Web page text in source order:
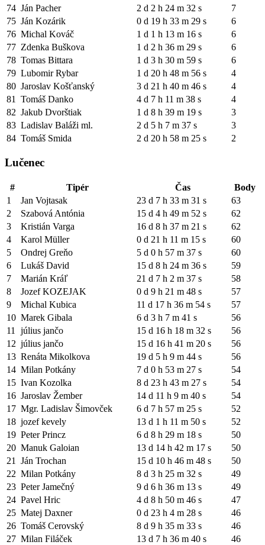
74 Ján Pacher 2 d 2 h 24 m 32 s
7
75 Ján Kozárik 0 d 19 h 33 m 29 s
6
76 Michal Kováč 1 d 1 h 13 m 16 s
6
77 Zdenka Buškova 1 d 2 h 36 m 29 s
6
78 Tomas Bittara 1 d 3 h 30 m 59 s
6
79 Lubomir Rybar 1 d 20 h 48 m 56 s
4
80 Jaroslav Košťanský 3 d 21 h 40 m 46 s
4
81
Tomáš Danko 4 d 7 h 11 m 38 s
4
82 Jakub Dvorštiak 1 d 8 h 39 m 19 s
3
83 Ladislav Baláži ml. 2 d 5 h 7 m 37 s
3
84 Tomáš Smida 2 d 20 h 58 m 25 s 2
Lučenec
# Tipér Čas
Body
1
Jan Vojtasak 23 d 7 h 33 m 31 s
63
2
Szabová Antónia 15 d 4 h 49 m 52 s
62
3
Kristián Varga 16 d 8 h 37 m 21 s
62
4
Karol Müller 0 d 21 h 11 m 15 s
60
5
Ondrej Greňo 5 d 0 h 57 m 37 s
60
6
Lukáš David 15 d 8 h 24 m 36 s
59
7
Marián Kráľ 21 d 7 h 2 m 37 s
58
8
Jozef KOZEJAK 0 d 9 h 21 m 48 s
57
9
Michal Kubica 11 d 17 h 36 m 54 s
57
10 Marek Gibala 6 d 3 h 7 m 41 s
56
11
július jančo 15 d 16 h 18 m 32 s
56
12 július jančo 15 d 16 h 41 m 20 s
56
13 Renáta Mikolkova 19 d 5 h 9 m 44 s
56
14 Milan Potkány 7 d 0 h 53 m 27 s
54
15 Ivan Kozolka 8 d 23 h 43 m 27 s
54
16 Jaroslav Žember 14 d 11 h 9 m 40 s
54
17 Mgr. Ladislav Šimovček 6 d 7 h 57 m 25 s
52
18 jozef kevely 13 d 1 h 11 m 50 s
52
19 Peter Princz 6 d 8 h 29 m 18 s
50
20 Manuk Galoian 13 d 14 h 42 m 17 s
50
21
Ján Trochan 15 d 10 h 46 m 48 s
50
22 Milan Potkány 8 d 3 h 25 m 32 s
49
23 Peter Jamečný 9 d 6 h 36 m 13 s
49
24 Pavel Hric 4 d 8 h 50 m 46 s
47
25 Matej Daxner 0 d 23 h 4 m 28 s
46
26 Tomáš Cerovský 8 d 9 h 35 m 33 s
46
27 Milan Filáček 13 d 7 h 36 m 40 s
46